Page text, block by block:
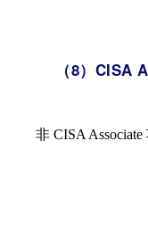
（8）CISA
非 CISA Associate